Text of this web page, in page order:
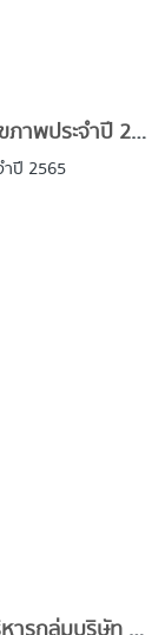
กลุ่มบริษัท เอส ที เอส จัดโครงการตรวจสุขภาพประจำปี 2565
ำปี 2565